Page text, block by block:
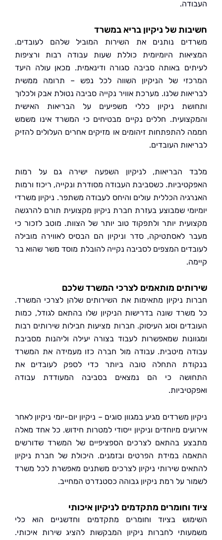
של ניקיון בריא במשרד
נותנים את השירות המוביל שלהם לעובדים.
היומיומית כוללת שעות עבודה רבות ורציפות
באותה סביבה סגורה ודינאמית. מכאן עולה היעד
של הניקיון השווה לכל נפש – תרומה ממשית
שלנו. מערכת אוויר נקייה סביבה נטולת אבק ולכלוך
ניקיון כללי משפיעים על הבריאות האישית
חללים נקיים מבטיחים כי המשרד אינו משמש
להתפתחות זיהומים או מזיקים אחרים העלולים להזיק
העובדים.
הבריאות, לניקיון השפעה ישירה גם על רמות
כשסביבת העבודה מסודרת ונקייה, ריכוז ורמות
הכללית עולים והיחס לעבודה משתפר. ניקיון משרדי
שמבוצע בעזרת חברת ניקיון מקצועית תורם להרגשה
יותר ולתפקוד טוב יותר של הצוות. מוטב לזכור כי
לאסתטיקה, סדר וניקיון הם הבסיס לאווירה מובילה
המצפים לסביבה נקייה להובלת מוסד משר שהוא בר
מותאמים לצרכי המשרד שלכם
ניקיון מתאימות את השירותים שלהן לצרכי המשרד.
שונה בדרישות הניקיון שלו בהתאם לגודל, כמות
וסוג העיסוק. חברות מציעות חבילות שירותים רבות
שמאפשרות לעבוד בצורה יעילה וליהנות מסביבת
מיטבית. עבודה מול חברה כזו מעמידה את המשרד
התחלה טובה ביותר כדי לספק לעובדים את
כי הם נמצאים בסביבה המעודדת עבודה
משרדים מגיע במגוון סוגים – ניקיון יום-יומי ניקיון לאחר
מיוחדים וניקיון ייסודי למטרות חידוש. כל אחד מאלה
בהתאם לצרכים הספציפיים של המשרד שדורשים
במידת הפרטים ובזמנים. היכולת של חברת ניקיון
שירותי ניקיון לצרכים משתנים מאפשרת לכל משרד
על רמת ניקיון גבוהה כסטנדרט המחייב.
וחומרים מתקדמים לניקיון איכותי
בציוד וחומרים מתקדמים וחדשניים הוא כלי
לחברות ניקיון המבקשות להציג שירות איכותי.